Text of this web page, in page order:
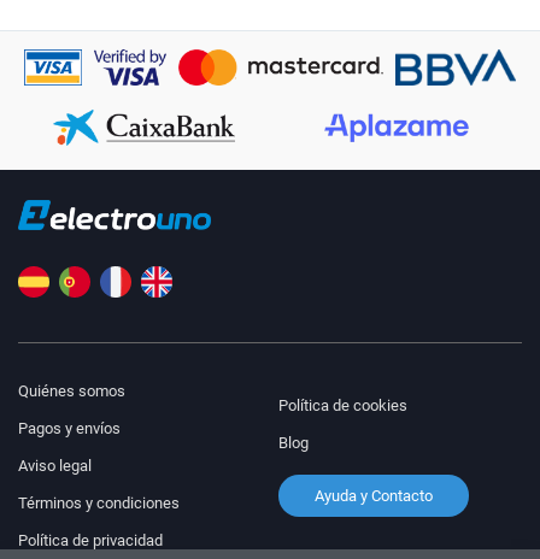
Quiénes somos
Pagos y envíos
Aviso legal
Términos y condiciones
Política de privacidad
Política de cookies
Blog
Ayuda y Contacto